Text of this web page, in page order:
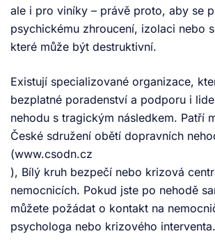
ale i pro viníky – právě proto, aby se
psychickému zhroucení, izolaci nebo
které může být destruktivní.
Existují specializované organizace,
bezplatné poradenství a podporu i
nehodu s tragickým následkem. Patří
České sdružení obětí dopravních
(www.csodn.cz
), Bílý kruh bezpečí nebo krizová
nemocnicích. Pokud jste po nehodě
můžete požádat o kontakt na
psychologa nebo krizového interventa.